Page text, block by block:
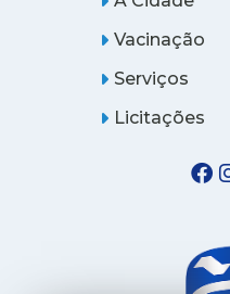
Vacinação
Serviços
Licitações